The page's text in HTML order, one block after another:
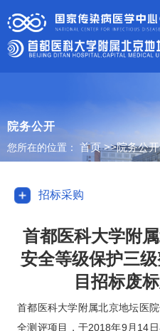
患者服务
科室导航
新闻中心
党建工作
院务公开
您所在的位置： 首页>>院务公开
招标采购
首都医科大学附
安全等级保护三
目招标废
首都医科大学附属北京地坛医
全测评项目，于2018年9月14